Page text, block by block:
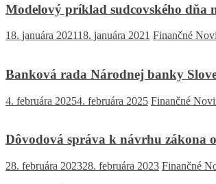
Modelový príklad sudcovského dňa
18. januára 202118. januára 2021 Finančné
Banková rada Národnej banky
4. februára 20254. februára 2025 Finančné
Dôvodová správa k návrhu zákona
28. februára 202328. februára 2023 Finančné